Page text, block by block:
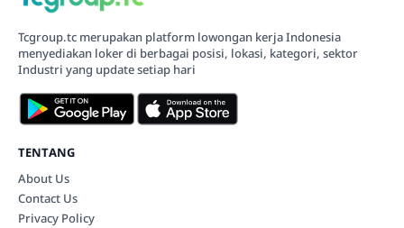
Tcgroup.tc merupakan platform lowongan kerja Indonesia
menyediakan loker di berbagai posisi, lokasi, kategori, sektor
Industri yang update setiap hari
TENTANG
About Us
Contact Us
Privacy Policy